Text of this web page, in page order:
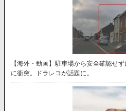
【海外・動画】駐車場から安全確認せ
に衝突。ドラレコが話題に。